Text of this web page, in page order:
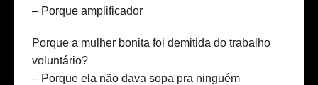
– Porque amplificador
Porque a mulher bonita foi demitida do trabalho
voluntário?
– Porque ela não dava sopa pra ninguém